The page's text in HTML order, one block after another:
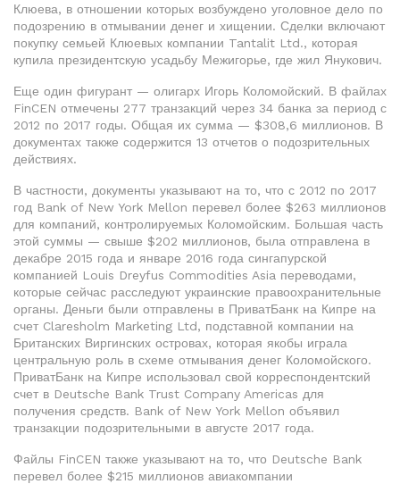
Клюева, в отношении которых возбуждено уголовное дело по
подозрению в отмывании денег и хищении. Сделки включают
покупку семьей Клюевых компании Tantalit Ltd., которая
купила президентскую усадьбу Межигорье, где жил Янукович.
Еще один фигурант — олигарх Игорь Коломойский. В файлах
FinCEN отмечены 277 транзакций через 34 банка за период с
2012 по 2017 годы. Общая их сумма — $308,6 миллионов. В
документах также содержится 13 отчетов о подозрительных
действиях.
В частности, документы указывают на то, что с 2012 по 2017
год Bank of New York Mellon перевел более $263 миллионов
для компаний, контролируемых Коломойским. Большая часть
этой суммы — свыше $202 миллионов, была отправлена ​​в
декабре 2015 года и январе 2016 года сингапурской
компанией Louis Dreyfus Commodities Asia переводами,
которые сейчас расследуют украинские правоохранительные
органы. Деньги были отправлены в ПриватБанк на Кипре на
счет Claresholm Marketing Ltd, подставной компании на
Британских Виргинских островах, которая якобы играла
центральную роль в схеме отмывания денег Коломойского.
ПриватБанк на Кипре использовал свой корреспондентский
счет в Deutsche Bank Trust Company Americas для
получения средств. Bank of New York Mellon объявил
транзакции подозрительными в августе 2017 года.
Файлы FinCEN также указывают на то, что Deutsche Bank
перевел более $215 миллионов авиакомпании